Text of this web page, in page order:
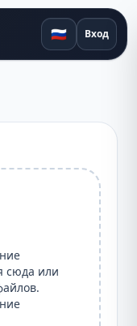
🇷🇺 Вход
сюда или